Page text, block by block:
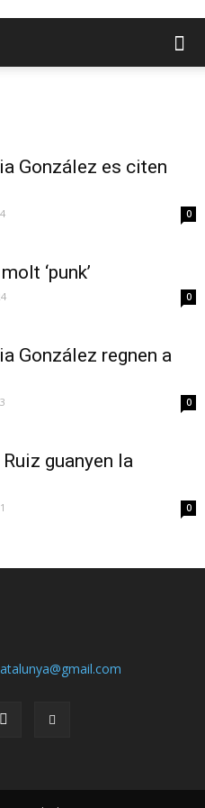
González es citen
0
‘punk’
0
González regnen a
0
guanyen la
0